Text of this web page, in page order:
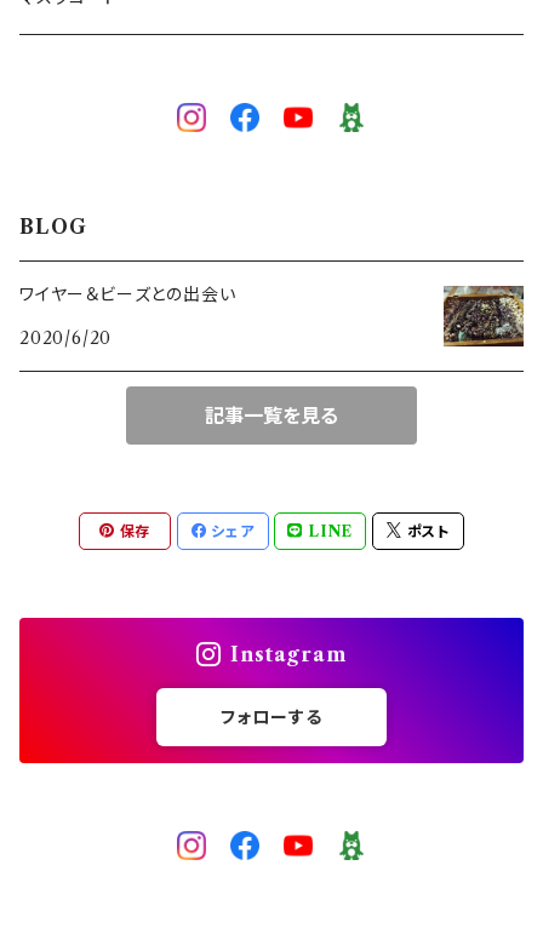
白
イエロー
グリーン
黒
技法で選ぶ
ワイヤーワーク
スキルレベルで選ぶ（初級～上級）
マスクコード
ペンチ･ニッパー
BLOG
ワイヤー＆ビーズとの出会い
2020/6/20
記事一覧を見る
保存 シェア LINE ポスト
Instagram
フォローする